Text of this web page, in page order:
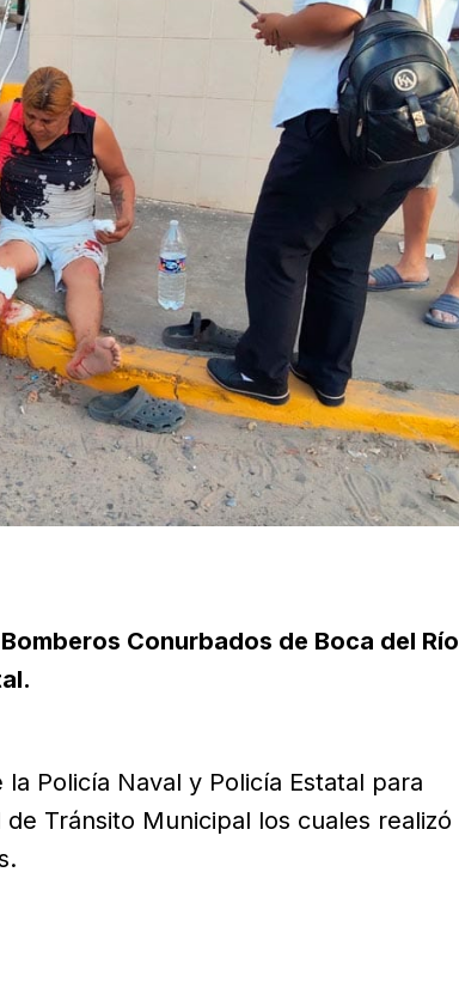
Conurbados de Boca del Río
Policía Naval y Policía Estatal para
Tránsito Municipal los cuales realizó